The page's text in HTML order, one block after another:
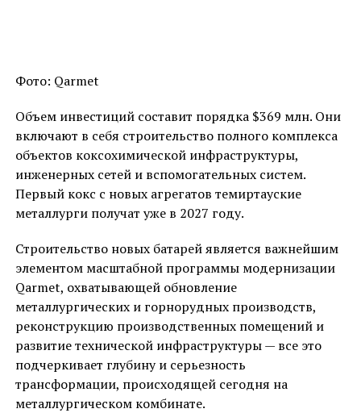
Фото: Qarmet
Объем инвестиций составит порядка $369 млн. Они
включают в себя строительство полного комплекса
объектов коксохимической инфраструктуры,
инженерных сетей и вспомогательных систем.
Первый кокс с новых агрегатов темиртауские
металлурги получат уже в 2027 году.
Строительство новых батарей является важнейшим
элементом масштабной программы модернизации
Qarmet, охватывающей обновление
металлургических и горнорудных производств,
реконструкцию производственных помещений и
развитие технической инфраструктуры — все это
подчеркивает глубину и серьезность
трансформации, происходящей сегодня на
металлургическом комбинате.